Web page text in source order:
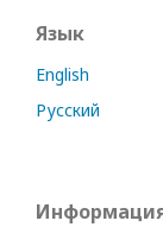
Язык
English
Русский